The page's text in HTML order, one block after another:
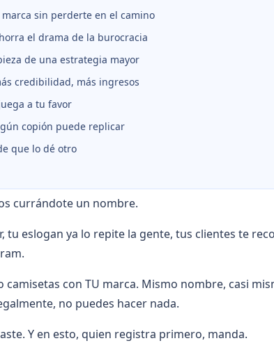
sin perderte en el camino
el drama de la burocracia
de una estrategia mayor
credibilidad, más ingresos
a tu favor
copión puede replicar
que lo dé otro
currándote un nombre.
tu eslogan ya lo repite la gente, tus clientes te
con TU marca. Mismo nombre, casi
no puedes hacer nada.
Y en esto, quien registra primero, manda.